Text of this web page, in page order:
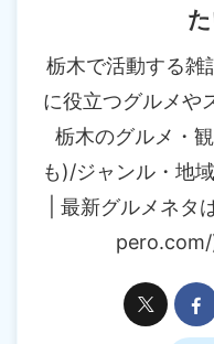
栃木で活動する雑
に役立つグルメや
栃木のグルメ・
も)/ジャンル・地
| 最新グルメネ
pero.com/